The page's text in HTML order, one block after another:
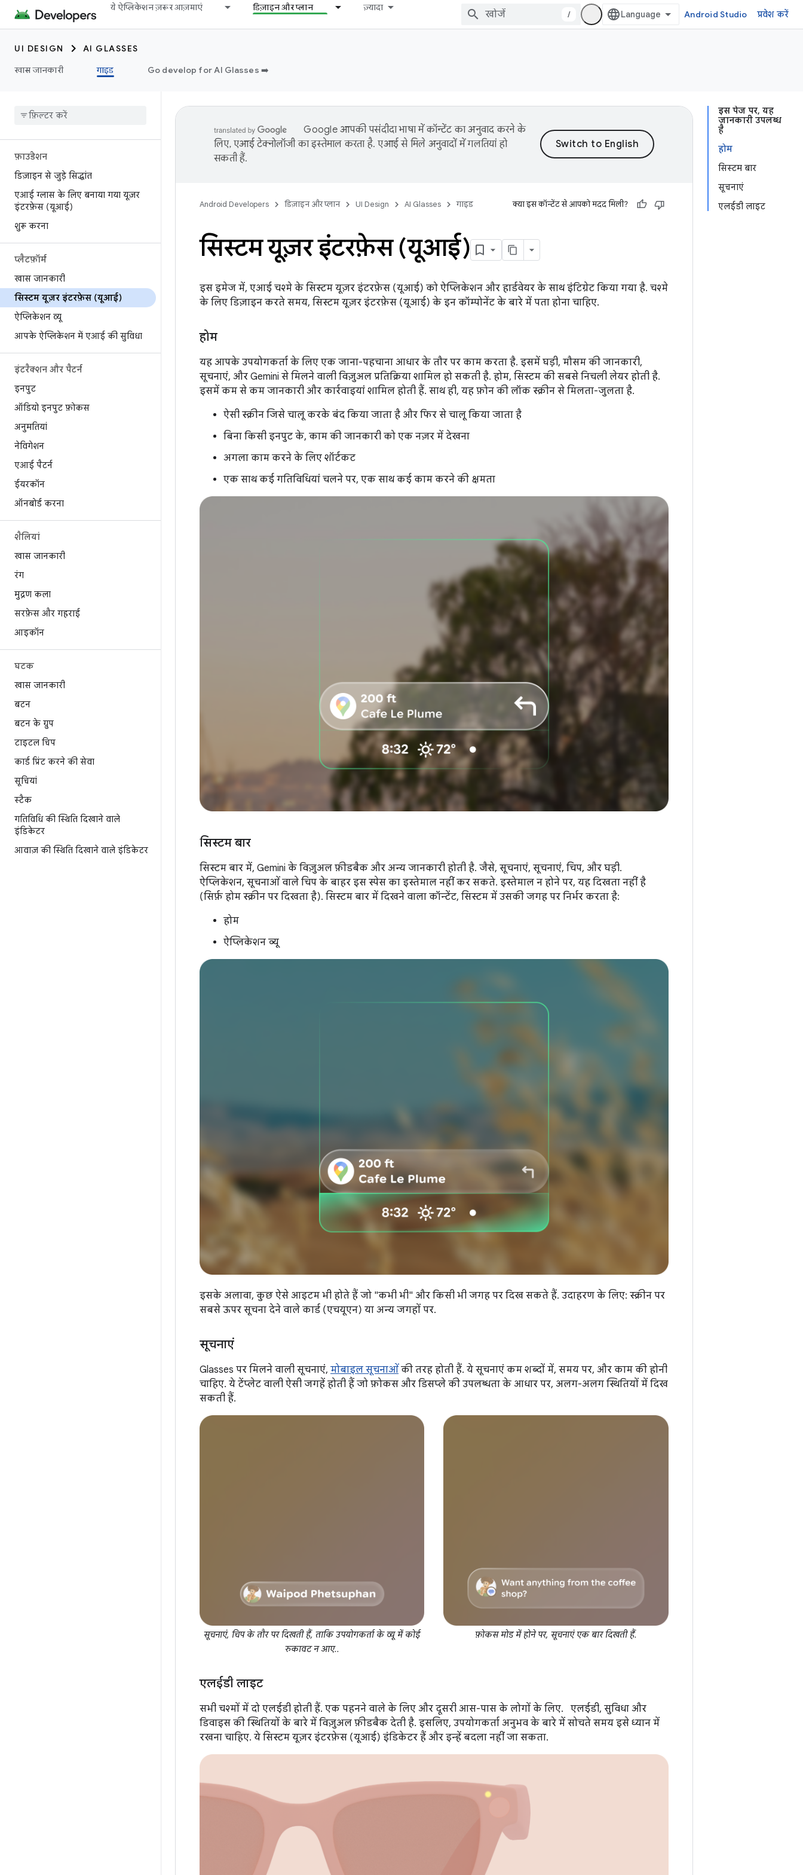
ये ऐप्लिकेशन ज़रूर आज़माएं डिज़ाइन और प्लान ज़्यादा
/ Android Studio प्रवेश करें
UI DESIGN
AI GLASSES
खास जानकारी
गाइड Go develop for AI Glasses ➡️
फ़ाउंडेशन
डिज़ाइन से जुड़े सिद्धांत
एआई ग्लास के लिए बनाया गया यूज़र
इंटरफ़ेस (यूआई)
शुरू करना
प्लैटफ़ॉर्म
खास जानकारी
सिस्टम यूज़र इंटरफ़ेस (यूआई)
ऐप्लिकेशन व्यू
आपके ऐप्लिकेशन में एआई की सुविधा
इंटरैक्शन और पैटर्न
इनपुट
ऑडियो इनपुट फ़ोकस
अनुमतियां
नेविगेशन
एआई पैटर्न
ईयरकॉन
ऑनबोर्ड करना
शैलियां
खास जानकारी
रंग
मुद्रण कला
सरफ़ेस और गहराई
आइकॉन
घटक
खास जानकारी
बटन
बटन के ग्रुप
टाइटल चिप
कार्ड प्रिंट करने की सेवा
सूचियां
स्टैक
गतिविधि की स्थिति दिखाने वाले
इंडिकेटर
आवाज़ की स्थिति दिखाने वाले इंडिकेटर
इस पेज पर, यह
जानकारी उपलब्ध
है
होम
सिस्टम बार
सूचनाएं
एलईडी लाइट
Google आपकी पसंदीदा भाषा में कॉन्टेंट का अनुवाद करने के
लिए, एआई टेक्नोलॉजी का इस्तेमाल करता है. एआई से मिले अनुवादों में गलतियां हो
सकती हैं.
Android Developers डिज़ाइन और प्लान UI Design AI Glasses गाइड क्या इस कॉन्टेंट से आपको मदद मिली?
सिस्टम यूज़र इंटरफ़ेस (यूआई)
इस इमेज में, एआई चश्मे के सिस्टम यूज़र इंटरफ़ेस (यूआई) को ऐप्लिकेशन और हार्डवेयर के साथ इंटिग्रेट किया गया है. चश्मे
के लिए डिज़ाइन करते समय, सिस्टम यूज़र इंटरफ़ेस (यूआई) के इन कॉम्पोनेंट के बारे में पता होना चाहिए.
होम
यह आपके उपयोगकर्ता के लिए एक जाना-पहचाना आधार के तौर पर काम करता है. इसमें घड़ी, मौसम की जानकारी,
सूचनाएं, और Gemini से मिलने वाली विज़ुअल प्रतिक्रिया शामिल हो सकती है. होम, सिस्टम की सबसे निचली लेयर होती है.
इसमें कम से कम जानकारी और कार्रवाइयां शामिल होती हैं. साथ ही, यह फ़ोन की लॉक स्क्रीन से मिलता-जुलता है.
ऐसी स्क्रीन जिसे चालू करके बंद किया जाता है और फिर से चालू किया जाता है
बिना किसी इनपुट के, काम की जानकारी को एक नज़र में देखना
अगला काम करने के लिए शॉर्टकट
एक साथ कई गतिविधियां चलने पर, एक साथ कई काम करने की क्षमता
सिस्टम बार
सिस्टम बार में, Gemini के विज़ुअल फ़ीडबैक और अन्य जानकारी होती है. जैसे, सूचनाएं, सूचनाएं, चिप, और घड़ी.
ऐप्लिकेशन, सूचनाओं वाले चिप के बाहर इस स्पेस का इस्तेमाल नहीं कर सकते. इस्तेमाल न होने पर, यह दिखता नहीं है
(सिर्फ़ होम स्क्रीन पर दिखता है). सिस्टम बार में दिखने वाला कॉन्टेंट, सिस्टम में उसकी जगह पर निर्भर करता है:
होम
ऐप्लिकेशन व्यू
इसके अलावा, कुछ ऐसे आइटम भी होते हैं जो "कभी भी" और किसी भी जगह पर दिख सकते हैं. उदाहरण के लिए: स्क्रीन पर
सबसे ऊपर सूचना देने वाले कार्ड (एचयूएन) या अन्य जगहों पर.
सूचनाएं
Glasses पर मिलने वाली सूचनाएं, मोबाइल सूचनाओं की तरह होती हैं. ये सूचनाएं कम शब्दों में, समय पर, और काम की होनी
चाहिए. ये टेंप्लेट वाली ऐसी जगहें होती हैं जो फ़ोकस और डिसप्ले की उपलब्धता के आधार पर, अलग-अलग स्थितियों में दिख
सकती हैं.
सूचनाएं, चिप के तौर पर दिखती हैं, ताकि उपयोगकर्ता के व्यू में कोई
रुकावट न आए..
फ़ोकस मोड में होने पर, सूचनाएं एक बार दिखती हैं.
एलईडी लाइट
सभी चश्मों में दो एलईडी होती हैं. एक पहनने वाले के लिए और दूसरी आस-पास के लोगों के लिए. एलईडी, सुविधा और
डिवाइस की स्थितियों के बारे में विज़ुअल फ़ीडबैक देती है. इसलिए, उपयोगकर्ता अनुभव के बारे में सोचते समय इसे ध्यान में
रखना चाहिए. ये सिस्टम यूज़र इंटरफ़ेस (यूआई) इंडिकेटर हैं और इन्हें बदला नहीं जा सकता.